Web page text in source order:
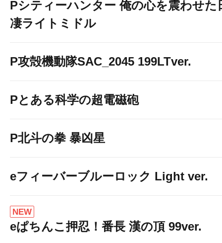
Pシティーハンター 俺の心を震わせた
凄ライトミドル
P攻殻機動隊SAC_2045 199LTver.
Pとある科学の超電磁砲
P北斗の拳 暴凶星
eフィーバーブルーロック Light ver.
NEW
eぱちんこ押忍！番長 漢の頂 99ver.